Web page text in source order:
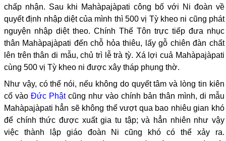
chấp nhận. Sau khi Mahàpajàpati công bố với Ni đoàn về
quyết định nhập diệt của mình thì 500 vị Tỳ kheo ni cũng phát
nguyện nhập diệt theo. Chính Thế Tôn trực tiếp đưa nhục
thân Mahàpajàpati đến chỗ hỏa thiêu, lấy gỗ chiên đàn chất
lên trên thân di mẫu, chủ trì lễ trà tỳ. Xá lợi cuả Mahàpajàpati
cùng 500 vị Tỳ kheo ni được xây tháp phụng thờ.
Như vậy, có thể nói, nếu không do quyết tâm và lòng tin kiên
cố vào Đức Phậtcũng như vào chính bản thân mình, di mẫu
Mahàpajàpati hẳn sẽ không thể vượt qua bao nhiêu gian khó
để chính thức được xuất gia tu tập; và hẳn nhiên như vậy
việc thành lập giáo đoàn Ni cũng khó có thể xảy ra.